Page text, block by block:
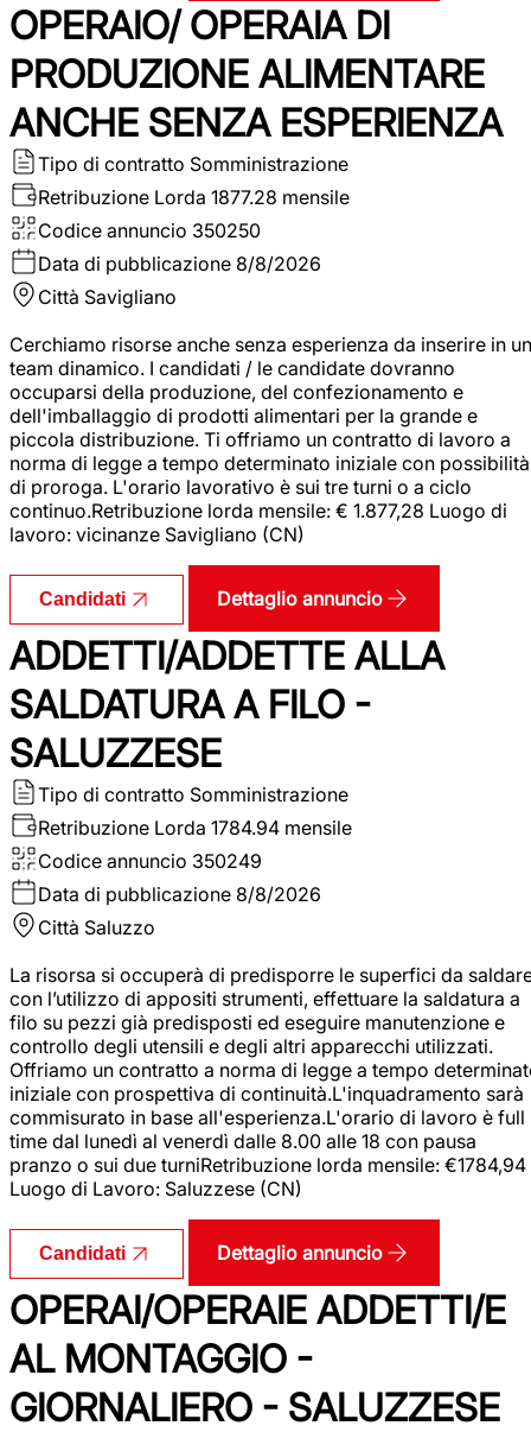
OPERAIO/ OPERAIA DI
PRODUZIONE ALIMENTARE
ANCHE SENZA ESPERIENZA
Tipo di contratto Somministrazione
Retribuzione Lorda 1877.28 mensile
Codice annuncio 350250
Data di pubblicazione 8/8/2026
Città Savigliano
Cerchiamo risorse anche senza esperienza da inserire in un
team dinamico. I candidati / le candidate dovranno
occuparsi della produzione, del confezionamento e
dell'imballaggio di prodotti alimentari per la grande e
piccola distribuzione. Ti offriamo un contratto di lavoro a
norma di legge a tempo determinato iniziale con possibilità
di proroga. L'orario lavorativo è sui tre turni o a ciclo
continuo.Retribuzione lorda mensile: € 1.877,28 Luogo di
lavoro: vicinanze Savigliano (CN)
Candidati Dettaglio annuncio
ADDETTI/ADDETTE ALLA
SALDATURA A FILO -
SALUZZESE
Tipo di contratto Somministrazione
Retribuzione Lorda 1784.94 mensile
Codice annuncio 350249
Data di pubblicazione 8/8/2026
Città Saluzzo
La risorsa si occuperà di predisporre le superfici da
con l’utilizzo di appositi strumenti, effettuare la saldatura a
filo su pezzi già predisposti ed eseguire manutenzione e
controllo degli utensili e degli altri apparecchi utilizzati.
Offriamo un contratto a norma di legge a tempo
iniziale con prospettiva di continuità.L'inquadramento sarà
commisurato in base all'esperienza.L'orario di lavoro è full
time dal lunedì al venerdì dalle 8.00 alle 18 con pausa
pranzo o sui due turniRetribuzione lorda mensile: €1784,94
Luogo di Lavoro: Saluzzese (CN)
Candidati Dettaglio annuncio
OPERAI/OPERAIE ADDETTI/E
AL MONTAGGIO -
GIORNALIERO - SALUZZESE